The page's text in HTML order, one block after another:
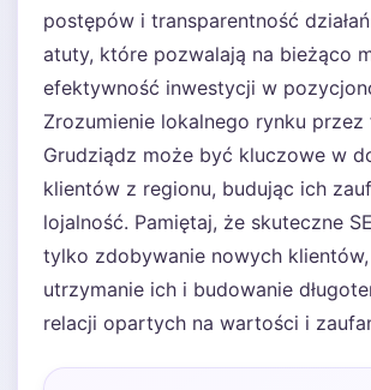
postępów i transparentność
atuty, które pozwalają na bieżąco
efektywność inwestycji w
Zrozumienie lokalnego rynku przez
Grudziądz może być kluczowe w
klientów z regionu, budując ich
lojalność. Pamiętaj, że skuteczne
tylko zdobywanie nowych
utrzymanie ich i budowanie
relacji opartych na wartości i